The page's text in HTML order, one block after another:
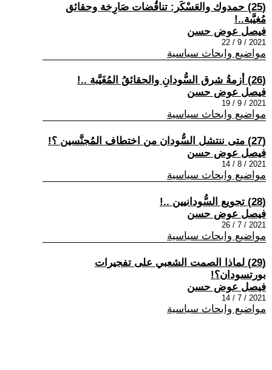
(25) حمدوك والعَسْكَر: تناقُضات صَارِخة وحقائق
مُغيَّبة..!
فيصل عوض حسن
2021 / 9 / 22
مواضيع وابحاث سياسية
(26) أزمةُ شرق السُّودانِ والحقائقُ المُغَيَّبة ..!
فيصل عوض حسن
2021 / 9 / 19
مواضيع وابحاث سياسية
(27) متى ننتشل السُّودان من اختطاف المُجنَّسين ؟!
فيصل عوض حسن
2021 / 8 / 14
مواضيع وابحاث سياسية
(28) تجويع السُّودانيين ..!
فيصل عوض حسن
2021 / 7 / 26
مواضيع وابحاث سياسية
(29) لماذا الصمت الشعبي على تفجيرات
بورتسودان؟!
فيصل عوض حسن
2021 / 7 / 14
مواضيع وابحاث سياسية